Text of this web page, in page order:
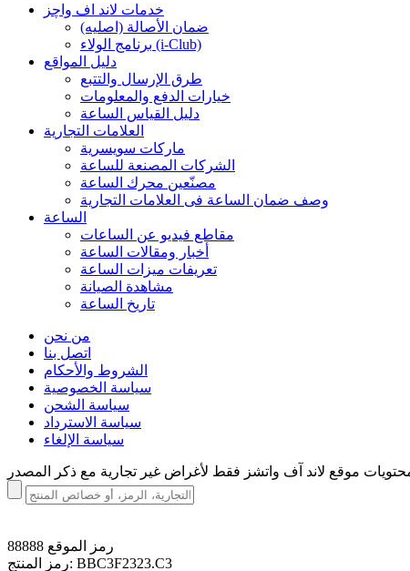
خدمات لاند اف واچز
ضمان الأصالة (اصلیه)
برنامج الولاء (i-Club)
دليل المواقع
طرق الإرسال والتتبع
خيارات الدفع والمعلومات
دليل القياس الساعة
العلامات التجارية
ماركات سويسرية
الشركات المصنعة للساعة
مصنّعين محرك الساعة
وصف ضمان الساعة فی العلامات التجارية
الساعة
مقاطع فيديو عن الساعات
أخبار ومقالات الساعة
تعريفات ميزات الساعة
مشاهدة الصيانة
تاريخ الساعة
من نحن
اتصل بنا
الشروط والأحكام
سياسة الخصوصية
سياسة الشحن
سياسة الاسترداد
سياسة الإلغاء
رمز الموقع 88888
رمز المنتج: BBC3F2323.C3